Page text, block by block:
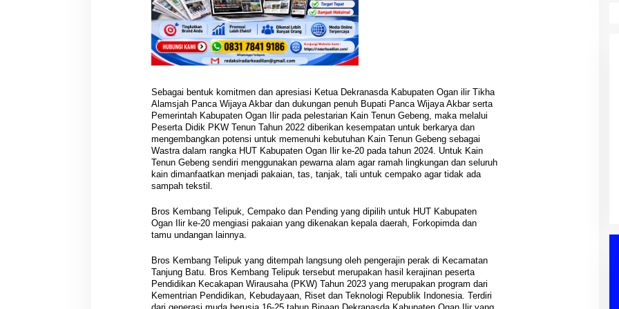
Sebagai bentuk komitmen dan apresiasi Ketua Dekranasda Kabupaten Ogan ilir Tikha
Alamsjah Panca Wijaya Akbar dan dukungan penuh Bupati Panca Wijaya Akbar serta
Pemerintah Kabupaten Ogan Ilir pada pelestarian Kain Tenun Gebeng, maka melalui
Peserta Didik PKW Tenun Tahun 2022 diberikan kesempatan untuk berkarya dan
mengembangkan potensi untuk memenuhi kebutuhan Kain Tenun Gebeng sebagai
Wastra dalam rangka HUT Kabupaten Ogan Ilir ke-20 pada tahun 2024. Untuk Kain
Tenun Gebeng sendiri menggunakan pewarna alam agar ramah lingkungan dan seluruh
kain dimanfaatkan menjadi pakaian, tas, tanjak, tali untuk cempako agar tidak ada
sampah tekstil.
Bros Kembang Telipuk, Cempako dan Pending yang dipilih untuk HUT Kabupaten
Ogan Ilir ke-20 mengiasi pakaian yang dikenakan kepala daerah, Forkopimda dan
tamu undangan lainnya.
Bros Kembang Telipuk yang ditempah langsung oleh pengerajin perak di Kecamatan
Tanjung Batu. Bros Kembang Telipuk tersebut merupakan hasil kerajinan peserta
Pendidikan Kecakapan Wirausaha (PKW) Tahun 2023 yang merupakan program dari
Kementrian Pendidikan, Kebudayaan, Riset dan Teknologi Republik Indonesia. Terdiri
Hasil Reses III DPRD Muba
Disampaikan ke Paripurna,
Aspirasi Masyarakat Siap Jadi
Di Berita, DPRD, Musi Banyuasin, PEMERINTAHAN,
PWI Sumsel Tindak Lanjut
Keputusan Pusat, Ishak Nasroni
Ditunjuk Pimpin PWI OKU Selatan
Di Berita, OKU Selatan, Palembang, PENDIDIKAN,